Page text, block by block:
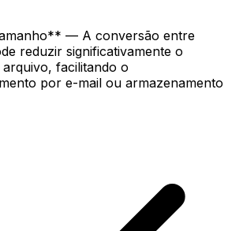
— A conversão entre
reduzir significativamente o
facilitando o
por e-mail ou armazenamento